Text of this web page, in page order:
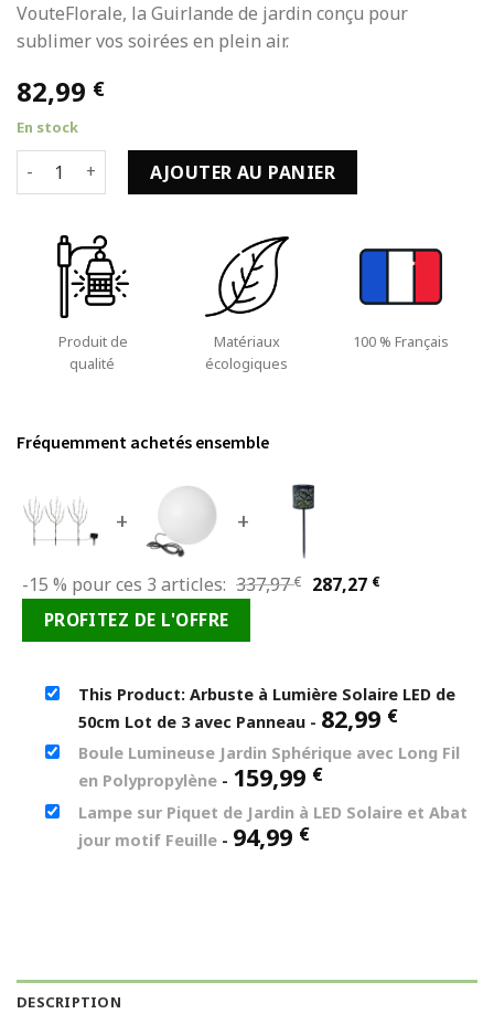
VouteFlorale, la Guirlande de jardin conçu pour
sublimer vos soirées en plein air.
82,99 €
En stock
quantité de Arbuste à Lumière Solaire LED de 50cm Lot de
AJOUTER AU PANIER
Produit de
qualité
Matériaux
écologiques
100 % Français
Fréquemment achetés ensemble
+ +
-15 % pour ces 3 articles: 337,97€
Le
337,97 €.
287,27 €Le
287,27 €.
PROFITEZ DE L'OFFRE
This Product: Arbuste à Lumière Solaire LED de
50cm Lot de 3 avec Panneau - 82,99 €
Boule Lumineuse Jardin Sphérique avec Long Fil
en Polypropylène - 159,99 €
Lampe sur Piquet de Jardin à LED Solaire et Abat
jour motif Feuille - 94,99 €
DESCRIPTION